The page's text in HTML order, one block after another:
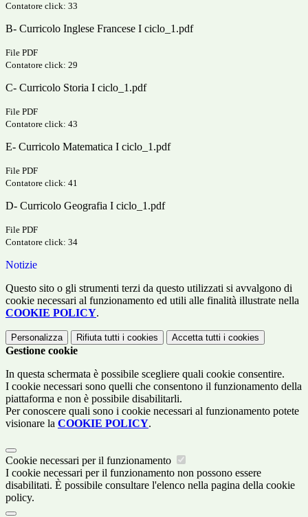
Contatore click: 33
B- Curricolo Inglese Francese I ciclo_1.pdf
File PDF
Contatore click: 29
C- Curricolo Storia I ciclo_1.pdf
File PDF
Contatore click: 43
E- Curricolo Matematica I ciclo_1.pdf
File PDF
Contatore click: 41
D- Curricolo Geografia I ciclo_1.pdf
File PDF
Contatore click: 34
Notizie
Questo sito o gli strumenti terzi da questo utilizzati si avvalgono di
cookie necessari al funzionamento ed utili alle finalità illustrate nella
COOKIE POLICY.
Personalizza Rifiuta tutti i cookies Accetta tutti i cookies
Gestione cookie
In questa schermata è possibile scegliere quali cookie consentire.
I cookie necessari sono quelli che consentono il funzionamento della
piattaforma e non è possibile disabilitarli.
Per conoscere quali sono i cookie necessari al funzionamento potete
visionare la COOKIE POLICY.
Cookie necessari per il funzionamento
I cookie necessari per il funzionamento non possono essere
disabilitati. È possibile consultare l'elenco nella pagina della cookie
policy.